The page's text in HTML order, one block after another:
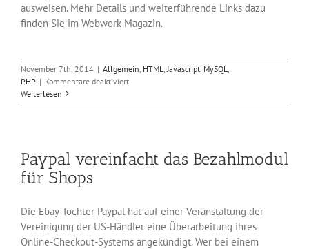
ausweisen. Mehr Details und weiterführende Links dazu
finden Sie im Webwork-Magazin.
November 7th, 2014 | Allgemein HTML Javascript MySQL
PHP | Kommentare deaktiviertfür
der
rückt
näher
Weiterlesen
Paypal vereinfacht das Bezahlmodul
für Shops
Die Ebay-Tochter Paypal hat auf einer Veranstaltung der
Vereinigung der US-Händler eine Überarbeitung ihres
Online-Checkout-Systems angekündigt. Wer bei einem